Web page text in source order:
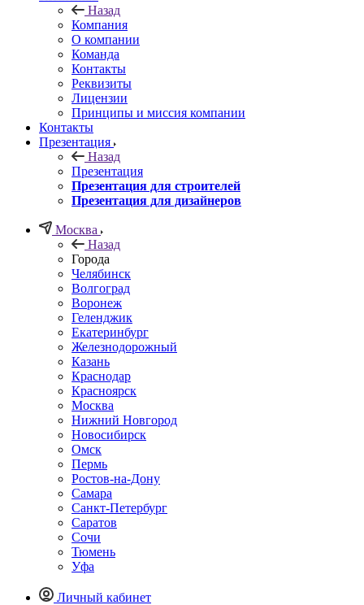
Назад
Компания
О компании
Команда
Контакты
Реквизиты
Лицензии
Принципы и миссия компании
Контакты
Презентация
Назад
Презентация
Презентация для строителей
Презентация для дизайнеров
Москва
Назад
Города
Челябинск
Волгоград
Воронеж
Геленджик
Екатеринбург
Железнодорожный
Казань
Краснодар
Красноярск
Москва
Нижний Новгород
Новосибирск
Омск
Пермь
Ростов-на-Дону
Самара
Санкт-Петербург
Саратов
Сочи
Тюмень
Уфа
Личный кабинет